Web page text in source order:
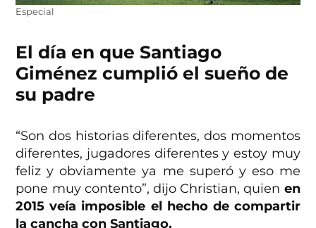
Especial
El día en que Santiago
Giménez cumplió el sueño de
su padre
“Son dos historias diferentes, dos momentos
diferentes, jugadores diferentes y estoy muy
feliz y obviamente ya me superó y eso me
pone muy contento”, dijo Christian, quien en
2015 veía imposible el hecho de compartir
la cancha con Santiago.